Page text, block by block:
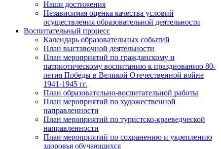
Наши достижения
Независимая оценка качества условий
осуществления образовательной деятельности
Воспитательный процесс
Календарь образовательных событий
План выставочной деятельности
План мероприятий по гражданскому и
патриотическому воспитанию к празднованию 80-
летия Победы в Великой Отечественной войне
1941-1945 гг.
План образовательно-воспитательной работы
План мероприятий по художественной
направленности
План мероприятий по туристско-краеведческой
направленности
План мероприятий по сохранению и укреплению
здоровья обучающихся